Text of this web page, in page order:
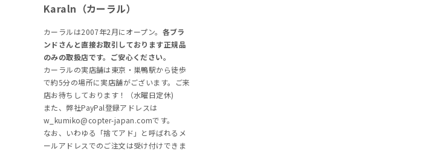
Karaln（カーラル）
カーラルは2007年2月にオープン。 各ブラ
ンドさんと直接お取引しております正規品
のみの取扱店です。ご安心ください。
カーラルの実店舗は東京・巣鴨駅から徒歩
で約5分の場所に実店舗がございます。ご来
店お待ちしております！（水曜日定休)
また、弊社PayPal登録アドレスは
w_kumiko@copter-japan.comです。
なお、いわゆる「捨てアド」と呼ばれるメ
ールアドレスでのご注文は受け付けできま